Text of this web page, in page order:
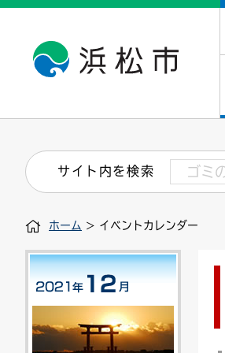
戸籍・住民の手続き
住まい・建築
税金
道路・交通・河川
印鑑登録証明書
道路台帳
子育て・青少年・若者
看護専門学校
小学校一覧
健康・医療
介護保険
文化・芸術
浜松・浜名湖だいすきネット
産業振興
発注情報(入札・契約)
募集
市の概要
外郭団体
職員採用
行政区
会議
附属機関
サイト内を検索
ホーム > イベントカレンダー